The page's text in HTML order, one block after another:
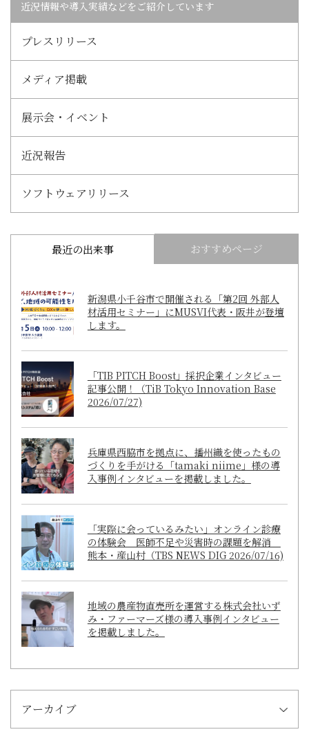
近況情報や導入実績などをご紹介しています
プレスリリース
メディア掲載
展示会・イベント
近況報告
ソフトウェアリリース
最近の出来事 おすすめページ
新潟県小千谷市で開催される「第2回 外部人
材活用セミナー」にMUSVI代表・阪井が登壇
します。
「TIB PITCH Boost」採択企業インタビュー
記事公開！（TiB Tokyo Innovation Base
2026/07/27)
兵庫県西脇市を拠点に、播州織を使ったもの
づくりを手がける「tamaki niime」様の導
入事例インタビューを掲載しました。
「実際に会っているみたい」オンライン診療
の体験会 医師不足や災害時の課題を解消
熊本・産山村（TBS NEWS DIG 2026/07/16)
地域の農産物直売所を運営する株式会社いず
み・ファーマーズ様の導入事例インタビュー
を掲載しました。
アーカイブ